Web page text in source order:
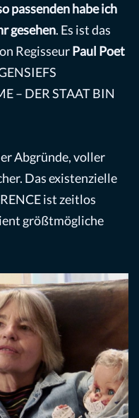
passenden habe ich
gesehen. Es ist das
RegisseurPaul Poet
– DER STAAT BIN
Abgründe, voller
Das existenzielle
ist zeitlos
größtmögliche